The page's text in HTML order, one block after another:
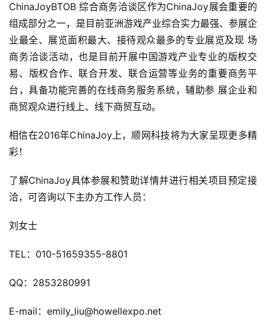
首
页
游
茶
原
创
游
戏
界
机
戏
单
ChinaJoyBTOB 综合商务洽谈区作为ChinaJoy展会重要的
组成部分之一，是目前亚洲游戏产业综合实力最强、参展企
业最全、展览面积最大、接待观众最多的专业展览及现 场
商务洽谈活动，也是目前开展中国游戏产业专业的版权交
易、版权合作、联合开发、联合运营等业务的重要商务平
台，具备功能完善的在线商务服务系统，辅助参 展企业和
商贸观众进行线上、线下商贸互动。
相信在2016年ChinaJoy上，顺网科技将为大家呈现更多精
彩！
了解ChinaJoy具体参展和赞助详情并进行相关项目预定接
洽，可咨询以下主办方工作人员：
刘女士
TEL：010-51659355-8801
QQ：2853280991
E-mail：emily_liu@howellexpo.net